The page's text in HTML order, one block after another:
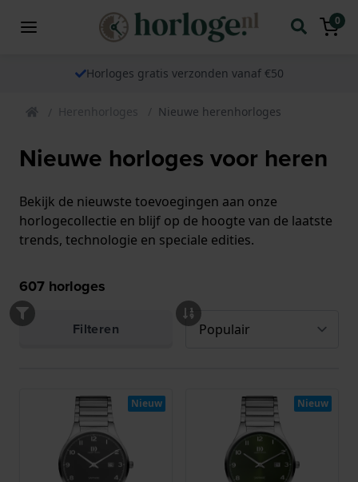
0
Horloges gratis verzonden vanaf €50
Herenhorloges Nieuwe herenhorloges
Nieuwe horloges voor heren
Bekijk de nieuwste toevoegingen aan onze
horlogecollectie en blijf op de hoogte van de laatste
trends, technologie en speciale edities.
607 horloges
Filteren
Nieuw Nieuw